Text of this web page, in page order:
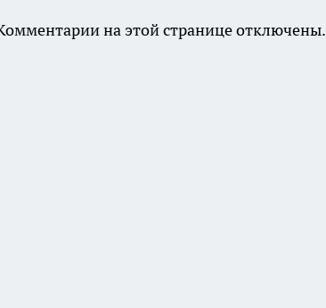
на этой странице отключены.